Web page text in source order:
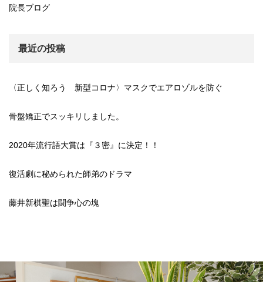
院長ブログ
最近の投稿
〈正しく知ろう 新型コロナ〉マスクでエアロゾルを防ぐ
骨盤矯正でスッキリしました。
2020年流行語大賞は『３密』に決定！！
復活劇に秘められた師弟のドラマ
藤井新棋聖は闘争心の塊